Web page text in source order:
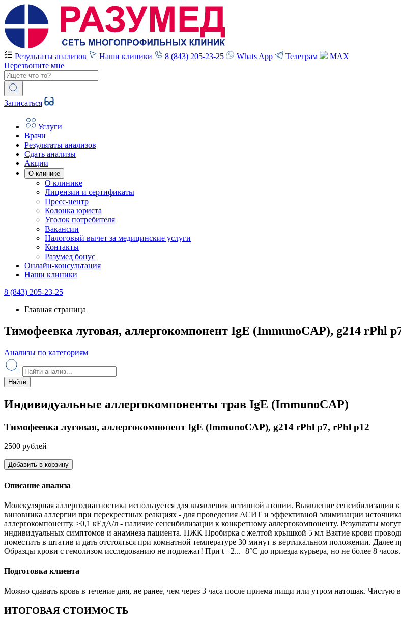
Результаты анализов Наши клиники 8 (843) 205-23-25 Whats App Телеграм
MAX
Перезвоните мне
Записаться
Услуги
Врачи
Результаты анализов
Сдать анализы
Акции
О клинике
О клинике
Лицензии и сертификаты
Пресс-центр
Колонка юриста
Уголок потребителя
Вакансии
Налоговый вычет за медицинские услуги
Контакты
Разумед бонус
Онлайн-консультация
Наши клиники
8 (843) 205-23-25
Главная страница
Тимофеевка луговая, аллергокомпонент IgE (ImmunoCAP), g214 rPhl
Анализы по категориям
Найти
Индивидуальные аллергокомпоненты трав IgE (ImmunoCAP)
Тимофеевка луговая, аллергокомпонент IgE (ImmunoCAP), g214 rPhl p7, rPhl p12
2500 рублей
Добавить в корзину
Описание анализа
Молекулярная аллергодиагностика используется для выявления истинной атопии. Выявление
виновника аллергии при перекрестных реакциях - для проведения АСИТ и эффективной элиминации
аллергокомпоненту. ≥0,1 кЕдА/л - наличие сенсибилизации к конкретному аллергокомпоненту. Результаты
индивидуальных симптомов и анамнеза пациента. ПЖК Пробирка с желтой крышкой 5 мл Взятие крови
поместить в штатив и дать отстояться при комнатной температуре 30 минут в вертикальном положении. Далее
Образцы крови с гемолизом исследованию не подлежат! При t +2...+8°С до приезда курьера, но не более 8
Подготовка клиента
Можно сдавать кровь в течение дня, не ранее, чем через 3 часа после приема пищи или утром натощак.
ИТОГОВАЯ СТОИМОСТЬ